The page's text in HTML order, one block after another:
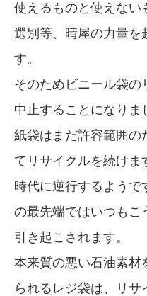
使えるものと使えない
選別等、晴屋の力量を
す。
そのためビニール袋の
中止することになりま
紙袋はまだ許容範囲の
てリサイクルを続けま
時代に逆行するようで
の最先端ではいつもこ
引き起こされます。
本来質の悪い石油素材
られるレジ袋は、リサ